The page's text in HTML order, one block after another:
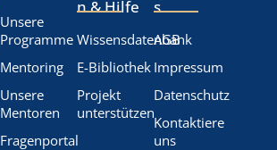
Unsere
Programme
Mentoring
Unsere
Mentoren
Fragenportal
n & Hilfe
Wissensdatenbank
E-Bibliothek
Projekt
unterstützen
s
AGB
Impressum
Datenschutz
Kontaktiere
uns